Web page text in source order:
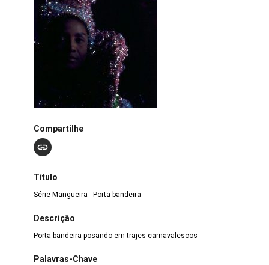
Compartilhe
Título
Série Mangueira - Porta-bandeira
Descrição
Porta-bandeira posando em trajes carnavalescos
Palavras-Chave